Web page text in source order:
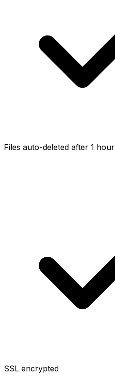
Files auto-deleted after 1 hour
SSL encrypted